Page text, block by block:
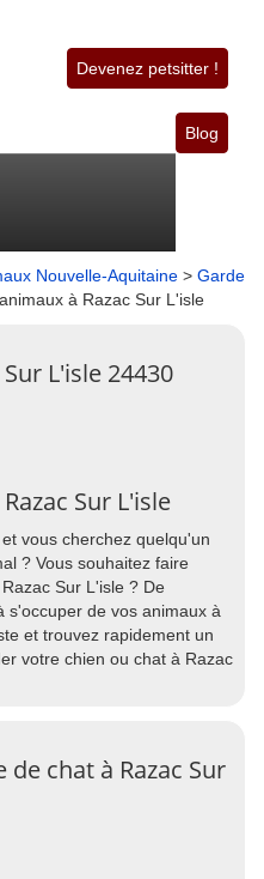
Devenez petsitter !
Blog
Nouvelle-Aquitaine > Garde
à Razac Sur L'isle
L'isle 24430
Sur L'isle
vous cherchez quelqu'un
? Vous souhaitez faire
Sur L'isle ? De
s'occuper de vos animaux à
et trouvez rapidement un
votre chien ou chat à Razac
chat à Razac Sur